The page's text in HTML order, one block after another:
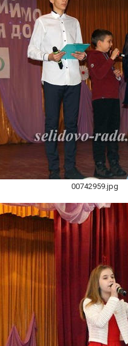
00742959.jpg